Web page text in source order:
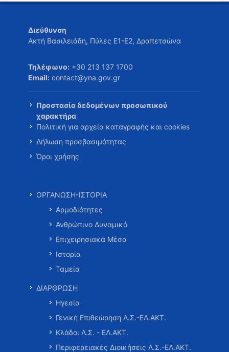
Διεύθυνση
Ακτή Βασιλειάδη, Πύλες Ε1-Ε2, Δραπετσώνα
Τηλέφωνο: +30 213 137 1700
Email: contact@yna.gov.gr
Προστασία δεδομένων προσωπικού
χαρακτήρα
Πολιτική για αρχεία καταγραφής και cookies
Δήλωση προσβασιμότητας
Όροι χρήσης
ΟΡΓΑΝΩΣΗ-ΙΣΤΟΡΙΑ
Αρμοδιότητες
Ανθρώπινο Δυναμικό
Επιχειρησιακά Μέσα
Ιστορία
Ταμεία
ΔΙΑΡΘΡΩΣΗ
Ηγεσία
Γενική Επιθεώρηση Λ.Σ.-ΕΛ.ΑΚΤ.
Κλάδοι Λ.Σ. - ΕΛ.ΑΚΤ.
Περιφερειακές Διοικήσεις Λ.Σ.-ΕΛ.ΑΚΤ.